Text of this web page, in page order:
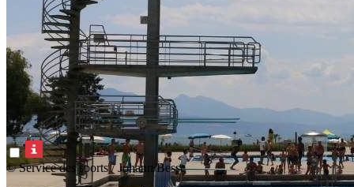
© Service des sports / Johann Besse